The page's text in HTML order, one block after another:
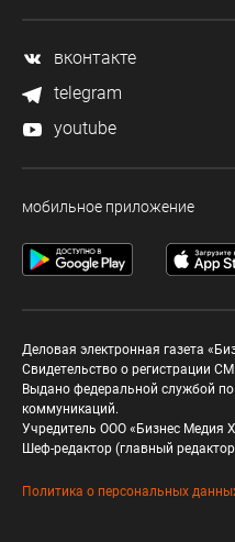
вконтакте
telegram
youtube
мобильное приложение
Деловая электронная газета
Свидетельство о регистрации
Выдано федеральной службой
коммуникаций.
Учредитель ООО «Бизнес Медия
Шеф-редактор (главный
Политика о персональных